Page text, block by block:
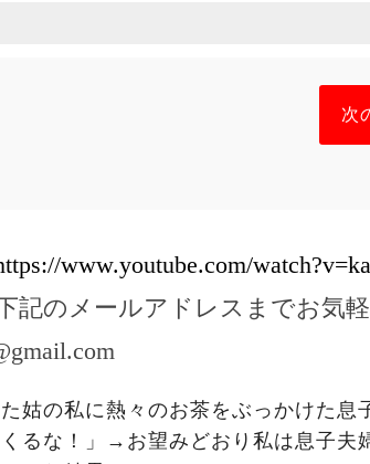
次
www.youtube.com/
記のメールアドレスまでお気
姑の私に熱々のお茶をぶっかけた息
るな！」→お望みどおり私は息子夫